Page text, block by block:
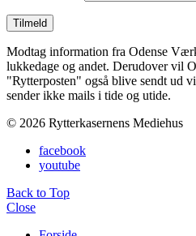
Modtag information fra Odense
lukkedage og andet. Derudover vil
"Rytterposten" også blive sendt ud
sender ikke mails i tide og utide.
© 2026 Rytterkasernens Mediehus
facebook
youtube
Back to Top
Close